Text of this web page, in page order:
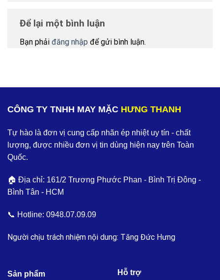
Để lại một bình luận
Bạn phải đăng nhập để gửi bình luận.
CÔNG TY TNHH MAY MẶC HƯNG THANH
Tự hào là đơn vị cung cấp nhãn ép nhiệt uy tín - chất
lượng, được nhiều đơn vị tin dùng hiện nay trên Toàn
Quốc.
🏠 Địa chỉ: 161/2 Trương Phước Phan - Bình Trị Đông -
Bình Tân - HCM
📞 Hotline: 0948.07.09.09
Người chịu trách nhiệm nội dung: Tăng Đức Hưng
Sản phẩm Hỗ trợ